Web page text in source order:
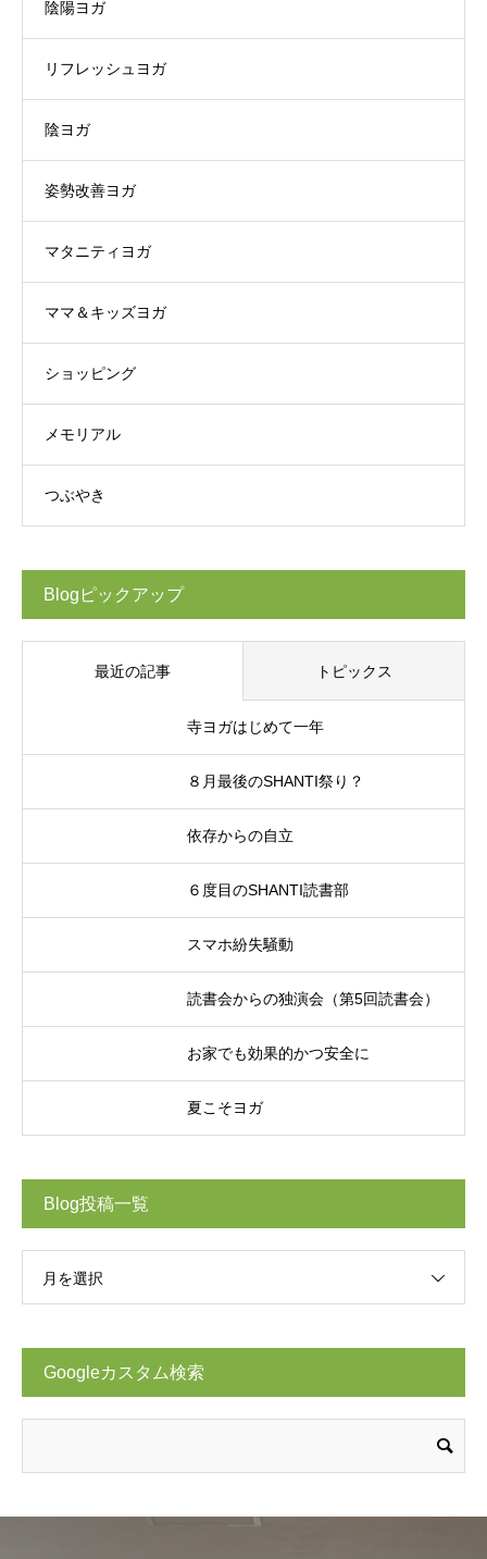
陰陽ヨガ
リフレッシュヨガ
陰ヨガ
姿勢改善ヨガ
マタニティヨガ
ママ＆キッズヨガ
ショッピング
メモリアル
つぶやき
Blogピックアップ
最近の記事 トピックス
寺ヨガはじめて一年
８月最後のSHANTI祭り？
依存からの自立
６度目のSHANTI読書部
スマホ紛失騒動
読書会からの独演会（第5回読書会）
お家でも効果的かつ安全に
夏こそヨガ
Blog投稿一覧
月を選択
Googleカスタム検索